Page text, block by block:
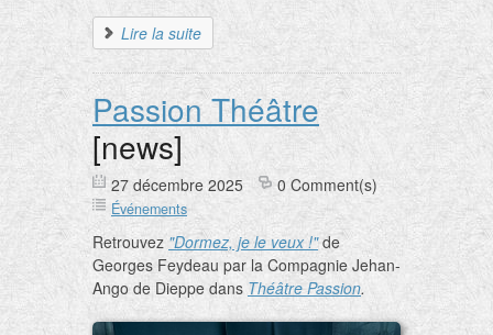
Lire la suite
Passion Théâtre
[news]
27 décembre 2025 0 Comment(s)
Événements
Retrouvez "Dormez, je le veux !"de
Georges Feydeau par la Compagnie Jehan-
Ango de Dieppe dans Théâtre Passion.